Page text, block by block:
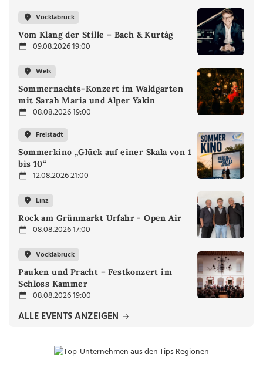
Vöcklabruck
Vom Klang der Stille – Bach & Kurtág
09.08.2026 19:00
Wels
Sommernachts-Konzert im Waldgarten
mit Sarah Maria und Alper Yakin
08.08.2026 19:00
Freistadt
Sommerkino „Glück auf einer Skala von 1
bis 10“
12.08.2026 21:00
Linz
Rock am Grünmarkt Urfahr - Open Air
08.08.2026 17:00
Vöcklabruck
Pauken und Pracht – Festkonzert im
Schloss Kammer
08.08.2026 19:00
ALLE EVENTS ANZEIGEN